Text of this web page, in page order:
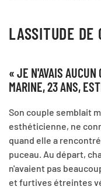
LASSITUDE DE
« JE N'AVAIS AUCUN
MARINE, 23 ANS,
Son couple semblait
esthéticienne, ne
quand elle a
puceau. Au départ,
n'avaient pas
et furtives étreintes